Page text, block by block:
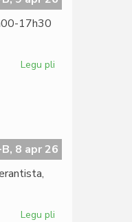
17h30
Legu pli
pri
konstitucia
8 apr 26
Legu pli